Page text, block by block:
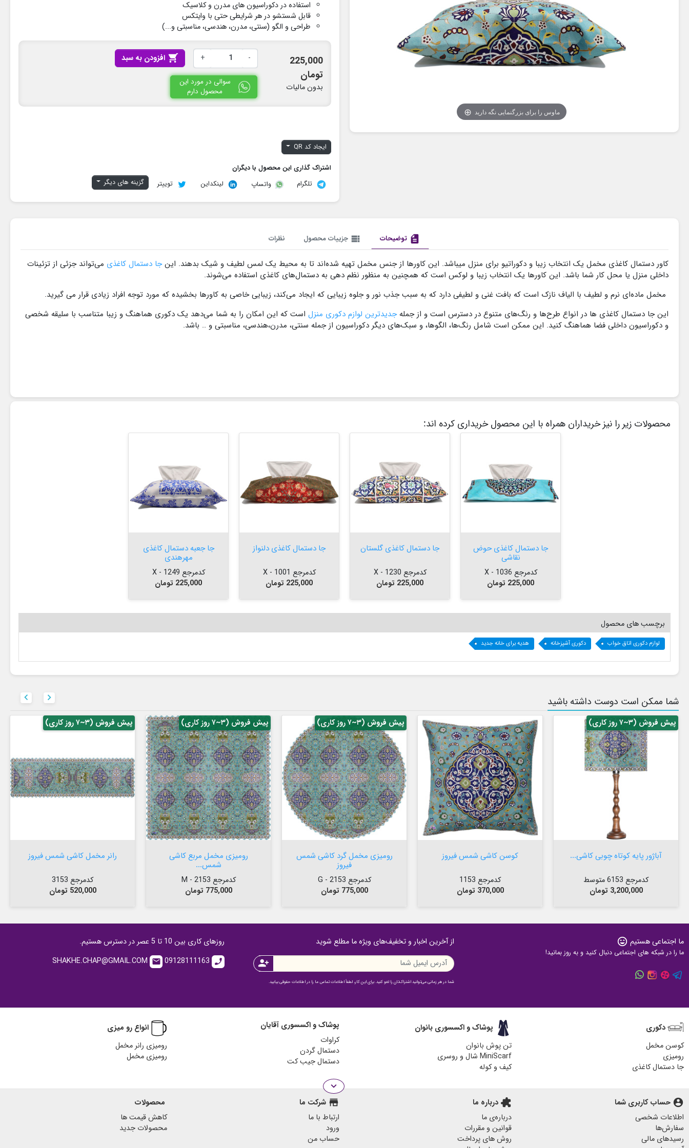
ماوس را برای بزرگنمایی نگه دارید
استفاده در دکوراسیون های مدرن و کلاسیک
قابل شستشو در هر شرایطی حتی با وایتکس
طراحی و الگو (سنتی، مدرن، هندسی، مناسبتی و...)
225,000
تومان
بدون مالیات
-
+

سوالی در مورد این
محصول دارم
ایجاد کد QR
اشتراک گذاری این محصول با دیگران
تلگرام
واتساپ لینکداین توییتر گزینه های دیگر
description توضیحات view_list جزییات محصول نظرات
کاور دستمال کاغذی مخمل یک انتخاب زیبا و دکوراتیو برای منزل میباشد. این کاورها از جنس مخمل تهیه شده‌اند تا به محیط یک لمس لطیف و شیک بدهند. اینجا دستمال کاغذی می‌تواند جزئی از تزئینات
داخلی منزل یا محل کار شما باشد. این کاورها یک انتخاب زیبا و لوکس است که همچنین به منظور نظم دهی به دستمال‌های کاغذی استفاده می‌شوند.
مخمل ماده‌ای نرم و لطیف با الیاف نازک است که بافت غنی و لطیفی دارد که به سبب جذب نور و جلوه زیبایی که ایجاد می‌کند، زیبایی خاصی به کاورها بخشیده که مورد توجه افراد زیادی قرار می گیرید.
این جا دستمال کاغذی ها در انواع طرح‌ها و رنگ‌های متنوع در دسترس است و از جملهجدیدترین لوازم دکوری منزل است که این امکان را به شما می‌دهد یک دکوری هماهنگ و زیبا متناسب با سلیقه شخصی
و دکوراسیون داخلی فضا هماهنگ کنید. این ممکن است شامل رنگ‌ها، الگوها، و سبک‌های دیگر دکوراسیون از جمله سنتی، مدرن،هندسی، مناسبتی و .. باشد.
محصولات زیر را نیز خریداران همراه با این محصول خریداری کرده اند:
جا دستمال کاغذی حوض
نقاشی
کدمرجع 1036 - X
قیمت
225,000 تومان
جا دستمال کاغذی گلستان
کدمرجع 1230 - X
قیمت
225,000 تومان
جا دستمال کاغذی دلنواز
کدمرجع 1001 - X
قیمت
225,000 تومان
جا جعبه دستمال کاغذی
مهرهندی
کدمرجع 1249 - X
قیمت
225,000 تومان
برچسب های محصول
لوازم دکوری اتاق خواب دکوری آشپزخانه هدیه برای خانه جدید
شما ممکن است دوست داشته باشید 
آباژور پایه کوتاه چوبی کاشی...
کدمرجع 6153 متوسط
قیمت
3,200,000 تومان
پیش فروش (۳~۷ روز کاری)
کوسن کاشی شمس فیروز
کدمرجع 1153
قیمت
370,000 تومان
رومیزی مخمل گرد کاشی شمس
فیروز
کدمرجع 2153 - G
قیمت
775,000 تومان
پیش فروش (۳~۷ روز کاری)
رومیزی مخمل مربع کاشی
شمس...
کدمرجع 2153 - M
قیمت
775,000 تومان
پیش فروش (۳~۷ روز کاری)
رانر مخمل کاشی شمس فیروز
کدمرجع 3153
قیمت
520,000 تومان
پیش فروش (۳~۷ روز کاری)

ما اجتماعی هستیم sentiment_very_satisfied
ما را در شبکه های اجتماعی دنبال کنید و به روز بمانید!
از آخرین اخبار و تخفیف‌های ویژه ما مطلع شوید
person_add
شما در هر زمانی می‌توانید اشتراک‌تان را لغو کنید. برای این کار، لطفاً اطلاعات تماس ما را در اطلاعات حقوقی بیابید.
روزهای کاری بین 10 تا 5 عصر در دسترس هستیم.
call
09128111163
email
دکوری
کوسن مخمل
رومیزی
جا دستمال کاغذی
هدایای مناسبتی
آباژور چوبی رومیزی
پاف مبل
جا کلیدی دیواری
پرده مخمل
لیوان ماگ
پوشاک و اکسسوری بانوان
تن پوش بانوان
MiniScarf شال و روسری
کیف و کوله
پوشاک و اکسسوری آقایان
کراوات
دستمال گردن
دستمال جیب کت
انواع رو میزی
رومیزی رانر مخمل
رومیزی مخمل
expand_more
account_circle حساب کاربری شما
اطلاعات شخصی
سفارش‌ها
رسیدهای مالی
extension درباره ما
درباره‌ی ما
قوانین و مقررات
روش های پرداخت
store شرکت ما
ارتباط با ما
ورود
حساب من
محصولات
کاهش قیمت ها
محصولات جدید